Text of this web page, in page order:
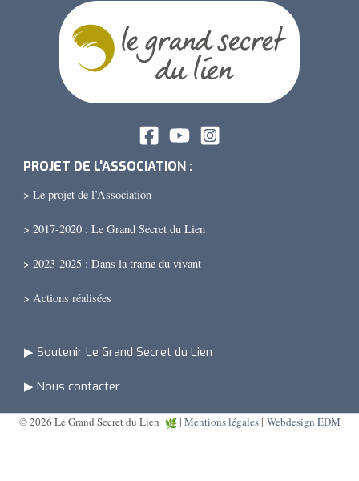
PROJET DE L'ASSOCIATION :
> Le projet de l’Association
> 2017-2020 : Le Grand Secret du Lien
> 2023-2025 : Dans la trame du vivant
> Actions réalisées
▶ Soutenir Le Grand Secret du Lien
▶ Nous contacter
© 2026 Le Grand Secret du Lien | Mentions légales| Webdesign EDM